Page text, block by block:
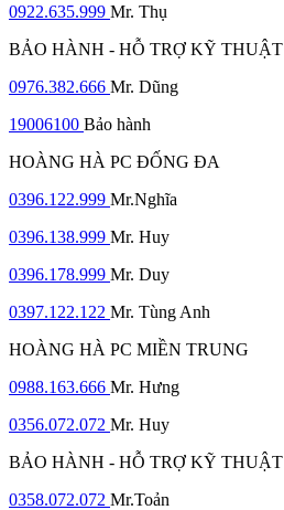
0922.635.999 Mr. Thụ
BẢO HÀNH - HỖ TRỢ KỸ THUẬT
0976.382.666 Mr. Dũng
19006100 Bảo hành
HOÀNG HÀ PC ĐỐNG ĐA
0396.122.999 Mr.Nghĩa
0396.138.999 Mr. Huy
0396.178.999 Mr. Duy
0397.122.122 Mr. Tùng Anh
HOÀNG HÀ PC MIỀN TRUNG
0988.163.666 Mr. Hưng
0356.072.072 Mr. Huy
BẢO HÀNH - HỖ TRỢ KỸ THUẬT
0358.072.072 Mr.Toản